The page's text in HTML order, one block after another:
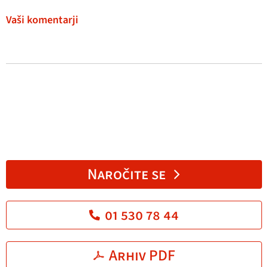
Vaši komentarji
Naročite se
01 530 78 44
Arhiv PDF